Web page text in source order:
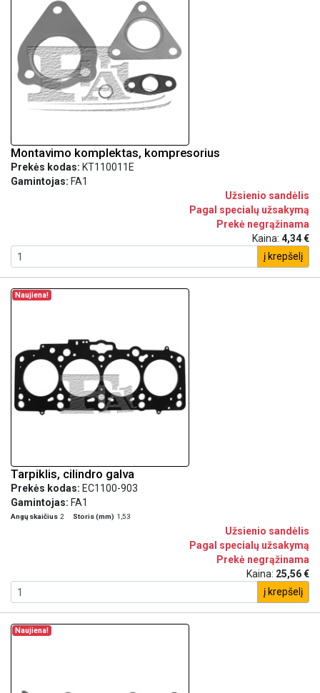
Montavimo komplektas, kompresorius
Prekės kodas: KT110011E
Gamintojas: FA1
Užsienio sandėlis
Pagal specialų užsakymą
Prekė negrąžinama
Kaina: 4,34 €
į krepšelį
Naujiena!
Tarpiklis, cilindro galva
Prekės kodas: EC1100-903
Gamintojas: FA1
Angų skaičius 2 Storis (mm) 1,53
Užsienio sandėlis
Pagal specialų užsakymą
Prekė negrąžinama
Kaina: 25,56 €
į krepšelį
Naujiena!